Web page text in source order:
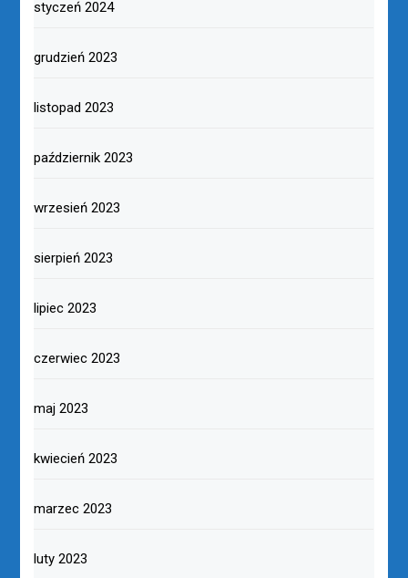
styczeń 2024
grudzień 2023
listopad 2023
październik 2023
wrzesień 2023
sierpień 2023
lipiec 2023
czerwiec 2023
maj 2023
kwiecień 2023
marzec 2023
luty 2023